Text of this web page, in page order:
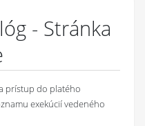
- Stránka
prístup do platého
exekúcií vedeného